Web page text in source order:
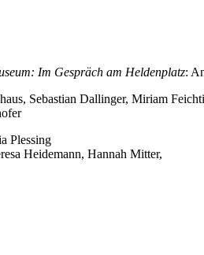
Im Gespräch am Heldenplatz:
Sebastian Dallinger, Miriam
Plessing
Heidemann, Hannah Mitter,